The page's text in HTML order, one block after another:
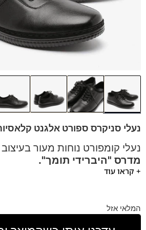
נעלי סניקרס ספורט אלגנט
נעלי קומפורט נוחות מעור
מדרס "היברידי תומך".
נעלים נוחות במיוחד – מקולקציית ה
הנעליים עשויות עור רך ואיכותי
+ קראו עוד
המלאי אזל